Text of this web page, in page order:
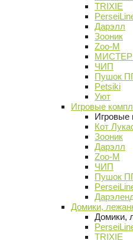
TRIXIE
Дарэлл
Зооник
Zoo-M
ЧИП
Пушок
Petsiki
Уют
Игровые
Игровые
Кот
Зооник
Дарэлл
Zoo-M
ЧИП
Пушок
Домики,
Домики,
TRIXIE